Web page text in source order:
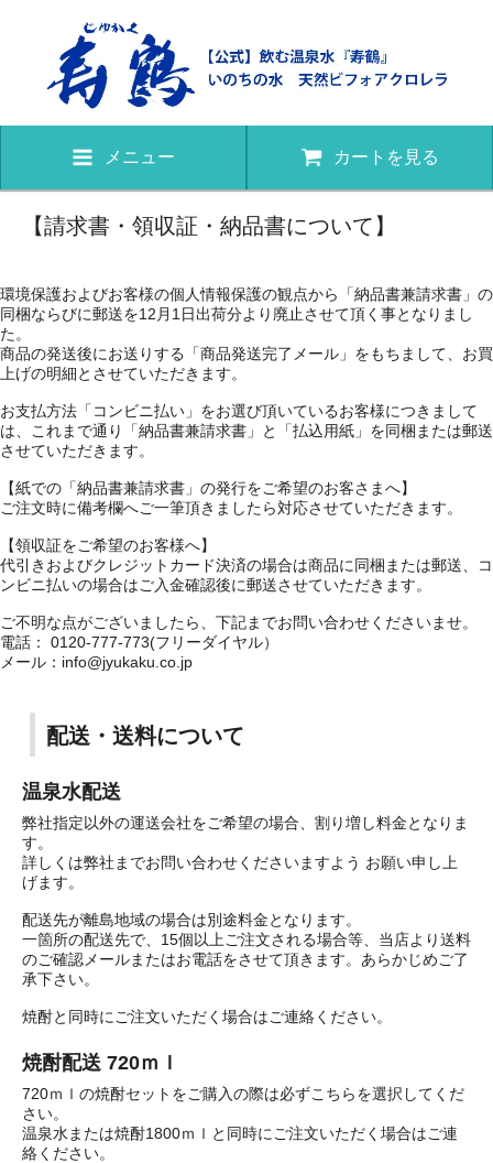
メニュー カートを見る
【請求書・領収証・納品書について】
環境保護およびお客様の個人情報保護の観点から「納品書兼請求書」の
同梱ならびに郵送を12月1日出荷分より廃止させて頂く事となりまし
た。
商品の発送後にお送りする「商品発送完了メール」をもちまして、お買
上げの明細とさせていただきます。
お支払方法「コンビニ払い」をお選び頂いているお客様につきまして
は、これまで通り「納品書兼請求書」と「払込用紙」を同梱または郵送
させていただきます。
【紙での「納品書兼請求書」の発行をご希望のお客さまへ】
ご注文時に備考欄へご一筆頂きましたら対応させていただきます。
【領収証をご希望のお客様へ】
代引きおよびクレジットカード決済の場合は商品に同梱または郵送、コ
ンビニ払いの場合はご入金確認後に郵送させていただきます。
ご不明な点がございましたら、下記までお問い合わせくださいませ。
電話： 0120-777-773(フリーダイヤル）
メール：info@jyukaku.co.jp
配送・送料について
温泉水配送
弊社指定以外の運送会社をご希望の場合、割り増し料金となりま
す。
詳しくは弊社までお問い合わせくださいますよう お願い申し上
げます。
配送先が離島地域の場合は別途料金となります。
一箇所の配送先で、15個以上ご注文される場合等、当店より送料
のご確認メールまたはお電話をさせて頂きます。あらかじめご了
承下さい。
焼酎と同時にご注文いただく場合はご連絡ください。
焼酎配送 720ｍｌ
720ｍｌの焼酎セットをご購入の際は必ずこちらを選択してくだ
さい。
温泉水または焼酎1800ｍｌと同時にご注文いただく場合はご連
絡ください。